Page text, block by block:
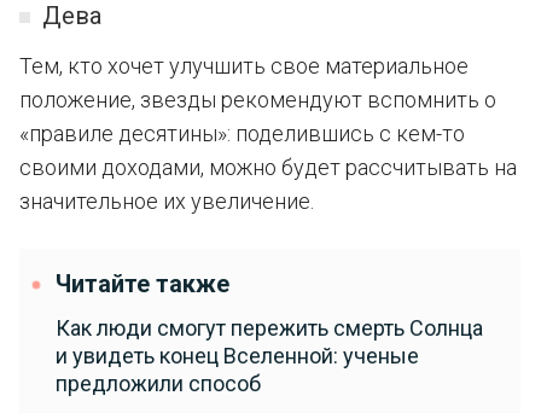
Дева
Тем, кто хочет улучшить свое материальное
положение, звезды рекомендуют вспомнить о
«правиле десятины»: поделившись с кем-то
своими доходами, можно будет рассчитывать на
значительное их увеличение.
Читайте также
Как люди смогут пережить смерть Солнца
и увидеть конец Вселенной: ученые
предложили способ